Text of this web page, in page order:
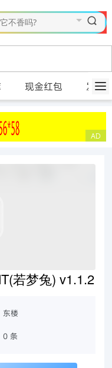
现金红包 发布
若梦兔) v1.1.2
东楼
0 条